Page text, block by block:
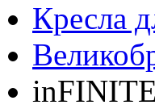
Кресла